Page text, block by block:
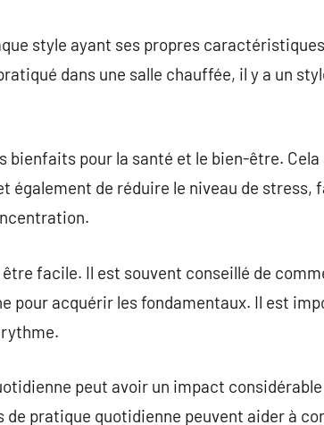
style ayant ses propres
dans une salle chauffée, il y a un
pour la santé et le bien-être.
également de réduire le niveau de stress,
facile. Il est souvent conseillé de
pour acquérir les fondamentaux. Il est
peut avoir un impact
pratique quotidienne peuvent aider à